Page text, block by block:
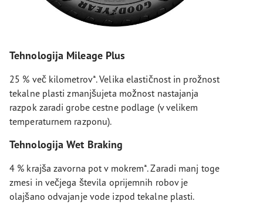
Tehnologija Mileage Plus
25 % več kilometrov*. Velika elastičnost in prožnost
tekalne plasti zmanjšujeta možnost nastajanja
razpok zaradi grobe cestne podlage (v velikem
temperaturnem razponu).
Tehnologija Wet Braking
4 % krajša zavorna pot v mokrem*. Zaradi manj toge
zmesi in večjega števila oprijemnih robov je
olajšano odvajanje vode izpod tekalne plasti.